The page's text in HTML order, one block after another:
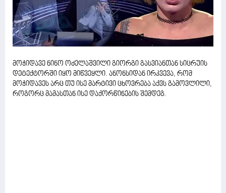
მოჭიდავე ნინო ოძელაშვილი გიორგი გასვიანთან სიცრუის
დეტექტორში იყო მიწვეყლი. ანონსიდან ირკვევა, რომ
მოჭიდავეს არც თუ ისე მარტივი ცხოვრება აქვს გამოვლილი,
როგორც მამასთან ისე დაქორწინების შემდეგ.